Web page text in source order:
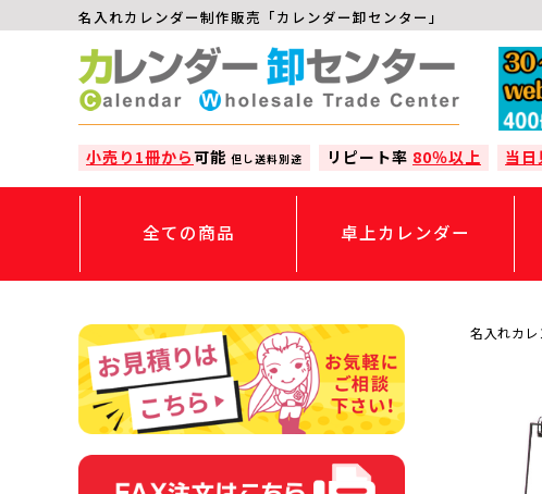
名入れカレンダー制作販売「カレンダー卸センター」
小売り1冊から可能 但し送料別途 リピート率 80％以上 当日
全ての商品 卓上カレンダー
名入れカレ